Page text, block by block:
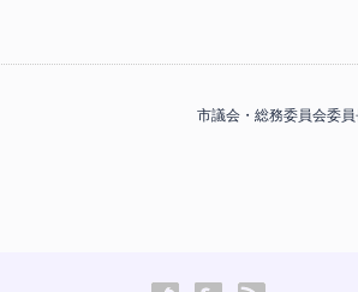
市議会・総務委員会委員